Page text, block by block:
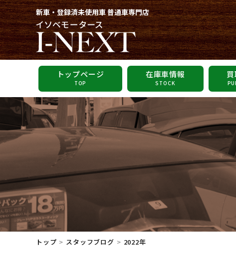
新車・登録済未使用車 普通車専門店
トップページ
TOP
在庫車情報
STOCK
トップ スタッフブログ 2022年